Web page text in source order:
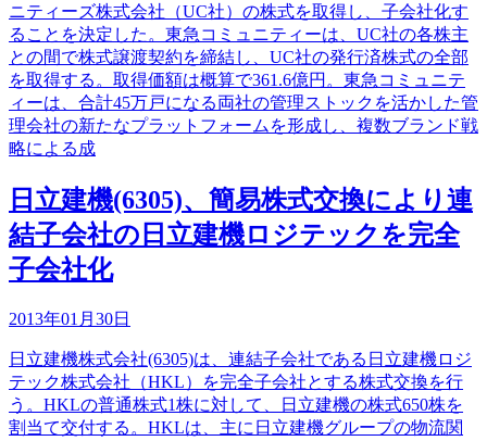
ニティーズ株式会社（UC社）の株式を取得し、子会社化す
ることを決定した。東急コミュニティーは、UC社の各株主
との間で株式譲渡契約を締結し、UC社の発行済株式の全部
を取得する。取得価額は概算で361.6億円。東急コミュニテ
ィーは、合計45万戸になる両社の管理ストックを活かした管
理会社の新たなプラットフォームを形成し、複数ブランド戦
略による成
日立建機(6305)、簡易株式交換により連
結子会社の日立建機ロジテックを完全
子会社化
2013年01月30日
日立建機株式会社(6305)は、連結子会社である日立建機ロジ
テック株式会社（HKL）を完全子会社とする株式交換を行
う。HKLの普通株式1株に対して、日立建機の株式650株を
割当て交付する。HKLは、主に日立建機グループの物流関